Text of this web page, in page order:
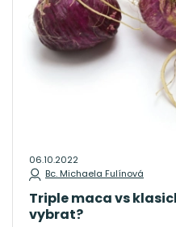
06.10.2022
Bc. Michaela Fulínová
Triple maca vs
vybrat?